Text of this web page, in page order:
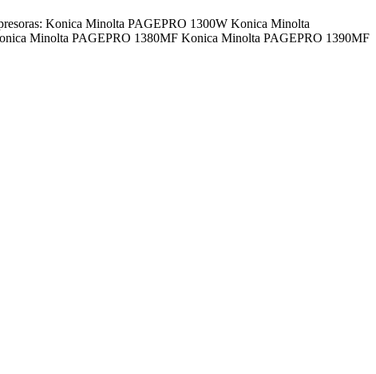
Konica Minolta PAGEPRO 1300W Konica Minolta
Minolta PAGEPRO 1380MF Konica Minolta PAGEPRO 1390MF